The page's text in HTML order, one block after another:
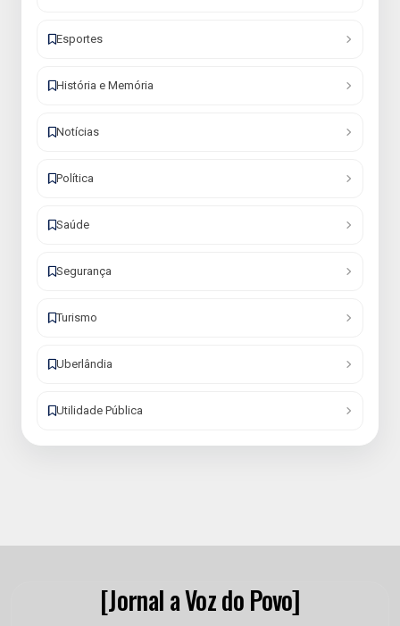
Esportes
História e Memória
Notícias
Política
Saúde
Segurança
Turismo
Uberlândia
Utilidade Pública
[Jornal a Voz do Povo]